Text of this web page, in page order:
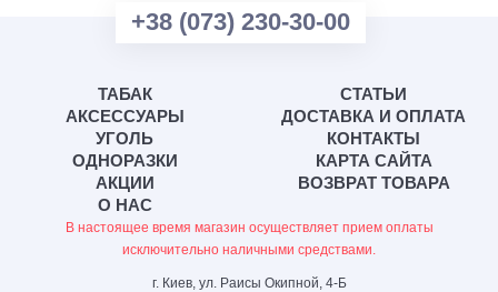
+38 (073) 230-30-00
ТАБАК
АКСЕССУАРЫ
УГОЛЬ
ОДНОРАЗКИ
АКЦИИ
О НАС
СТАТЬИ
ДОСТАВКА И ОПЛАТА
КОНТАКТЫ
КАРТА САЙТА
ВОЗВРАТ ТОВАРА
В настоящее время магазин осуществляет прием оплаты
исключительно наличными средствами.
г. Киев, ул. Раисы Окипной, 4-Б